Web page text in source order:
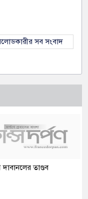
সব সংবাদ
দাবানলের তাণ্ডব